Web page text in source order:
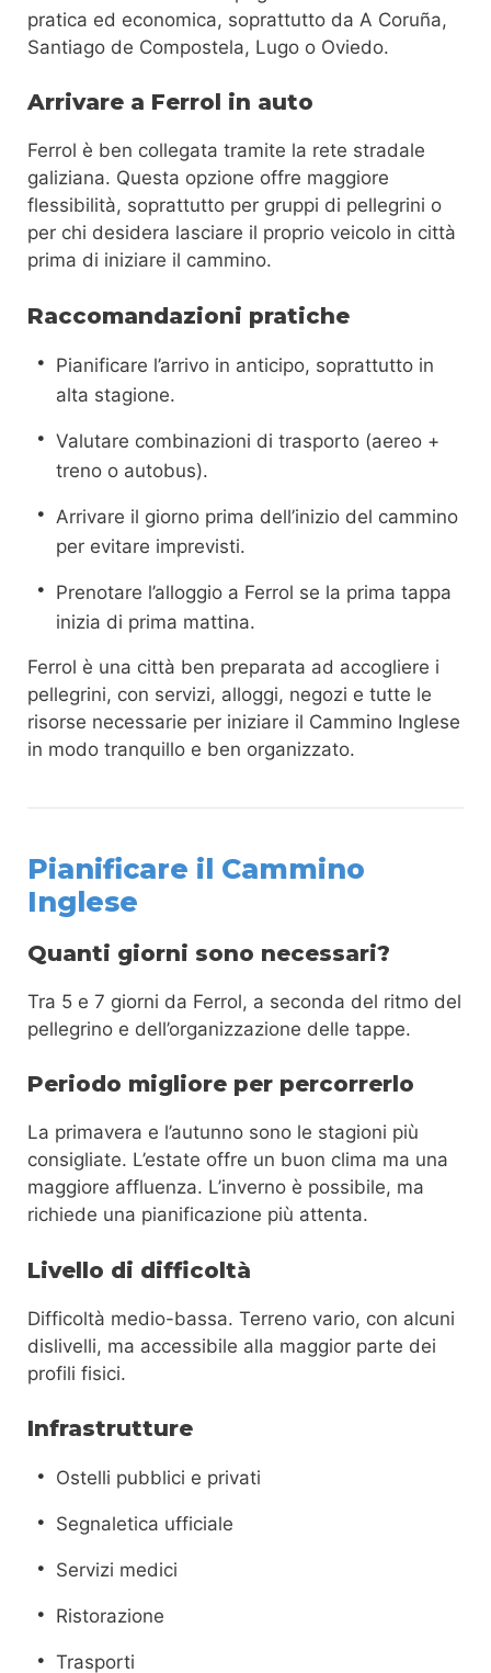
pratica ed economica, soprattutto da A Coruña,
Santiago de Compostela, Lugo o Oviedo.
Arrivare a Ferrol in auto
Ferrol è ben collegata tramite la rete stradale
galiziana. Questa opzione offre maggiore
flessibilità, soprattutto per gruppi di pellegrini o
per chi desidera lasciare il proprio veicolo in città
prima di iniziare il cammino.
Raccomandazioni pratiche
Pianificare l’arrivo in anticipo, soprattutto in
alta stagione.
Valutare combinazioni di trasporto (aereo +
treno o autobus).
Arrivare il giorno prima dell’inizio del cammino
per evitare imprevisti.
Prenotare l’alloggio a Ferrol se la prima tappa
inizia di prima mattina.
Ferrol è una città ben preparata ad accogliere i
pellegrini, con servizi, alloggi, negozi e tutte le
risorse necessarie per iniziare il Cammino Inglese
in modo tranquillo e ben organizzato.
Pianificare il Cammino
Inglese
Quanti giorni sono necessari?
Tra 5 e 7 giorni da Ferrol, a seconda del ritmo del
pellegrino e dell’organizzazione delle tappe.
Periodo migliore per percorrerlo
La primavera e l’autunno sono le stagioni più
consigliate. L’estate offre un buon clima ma una
maggiore affluenza. L’inverno è possibile, ma
richiede una pianificazione più attenta.
Livello di difficoltà
Difficoltà medio-bassa. Terreno vario, con alcuni
dislivelli, ma accessibile alla maggior parte dei
profili fisici.
Infrastrutture
Ostelli pubblici e privati
Segnaletica ufficiale
Servizi medici
Ristorazione
Trasporti